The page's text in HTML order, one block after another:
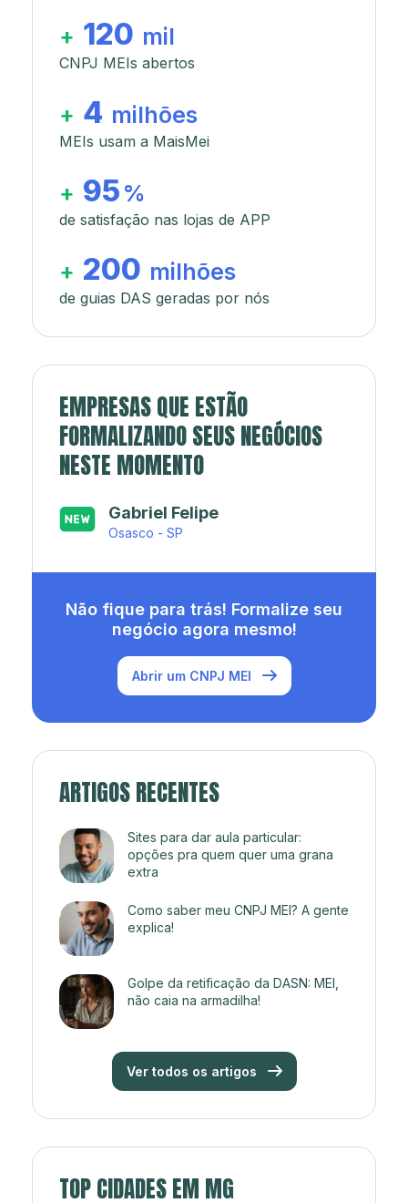
+ 120 mil
CNPJ MEIs abertos
+ 4 milhões
MEIs usam a MaisMei
+ 95 %
de satisfação nas lojas de APP
+ 200 milhões
de guias DAS geradas por nós
EMPRESAS QUE ESTÃO
FORMALIZANDO SEUS NEGÓCIOS
NESTE MOMENTO
Japa’s açaí e sorveteria
Rio de Janeiro - RJ
Não fique para trás! Formalize seu
negócio agora mesmo!
Abrir um CNPJ MEI
ARTIGOS RECENTES
Sites para dar aula particular:
opções pra quem quer uma grana
extra
Como saber meu CNPJ MEI? A gente
explica!
Golpe da retificação da DASN: MEI,
não caia na armadilha!
Ver todos os artigos
TOP CIDADES EM MG